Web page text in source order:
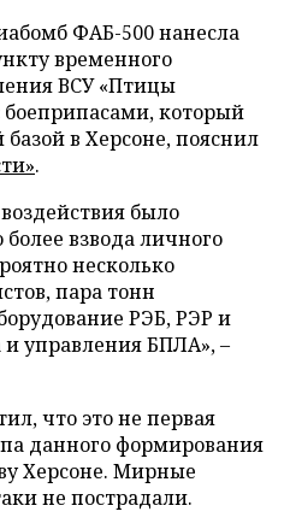
ФАБ-500 нанесла
временного
ВСУ «Птицы
который
в Херсоне, пояснил
.
было
взвода личного
несколько
пара тонн
РЭБ, РЭР и
и управления БПЛА», –
что это не первая
данного формирования
Херсоне. Мирные
не пострадали.